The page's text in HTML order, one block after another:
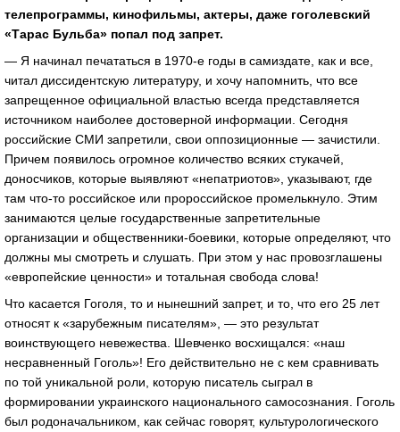
телепрограммы, кинофильмы, актеры, даже гоголевский
«Тарас Бульба» попал под запрет.
— Я начинал печататься в 1970-е годы в самиздате, как и все,
читал диссидентскую литературу, и хочу напомнить, что все
запрещенное официальной властью всегда представляется
источником наиболее достоверной информации. Сегодня
российские СМИ запретили, свои оппозиционные — зачистили.
Причем появилось огромное количество всяких стукачей,
доносчиков, которые выявляют «непатриотов», указывают, где
там что-то российское или пророссийское промелькнуло. Этим
занимаются целые государственные запретительные
организации и общественники-боевики, которые определяют, что
должны мы смотреть и слушать. При этом у нас провозглашены
«европейские ценности» и тотальная свобода слова!
Что касается Гоголя, то и нынешний запрет, и то, что его 25 лет
относят к «зарубежным писателям», — это результат
воинствующего невежества. Шевченко восхищался: «наш
несравненный Гоголь»! Его действительно не с кем сравнивать
по той уникальной роли, которую писатель сыграл в
формировании украинского национального самосознания. Гоголь
был родоначальником, как сейчас говорят, культурологического